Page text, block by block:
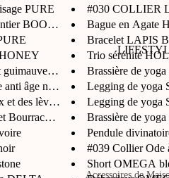
Bob
Ceintures
Portefeuille
Chaussures
Les marques
Cala 1789
Watts
Prêt-à-porter
Tuniques &
Débardeurs &
Pantalons
Robes
Jupes
Gilets, Sweats
Pulls
Accessoires de
PURE
BOOST
et m...
anti âge nourr...
des lèvres...
Bourrache VI...
#030 COLLIER
Bague en Agate
Bracelet LAPIS
Trio sérénité
Brassière de
Legging de yoga
Legging de yoga
Brassière de yoga
Pendule
#039 Collier Ode
Short OMEGA